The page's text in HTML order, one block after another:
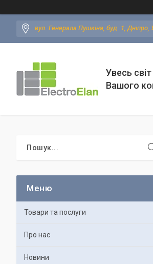
вул. Генерала Пушкіна, буд. 1, Дніпро,
Увесь
Вашого
Товари та послуги
Про нас
Новини